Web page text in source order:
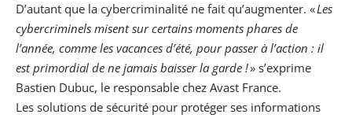
D’autant que la cybercriminalité ne fait qu’augmenter. «Les
cybercriminels misent sur certains moments phares de
l’année, comme les vacances d’été, pour passer à l’action : il
est primordial de ne jamais baisser la garde !» s’exprime
Bastien Dubuc, le responsable chez Avast France.
Les solutions de sécurité pour protéger ses informations